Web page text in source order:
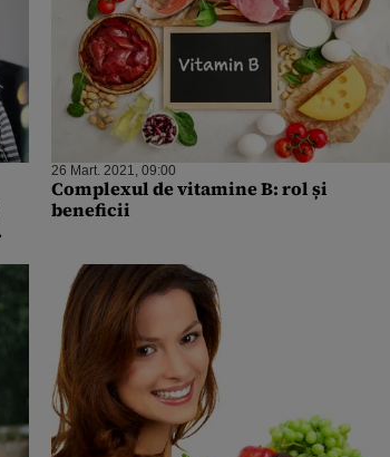
26 Mart. 2021, 09:00
Complexul de vitamine B: rol și
beneficii